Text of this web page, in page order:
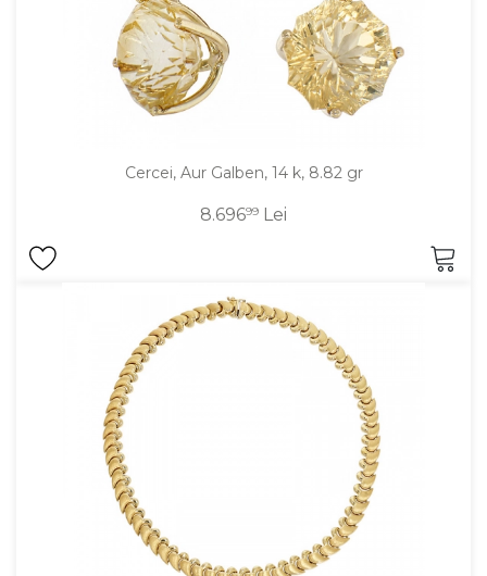
Cercei, Aur Galben, 14 k, 8.82 gr
8.69699 Lei